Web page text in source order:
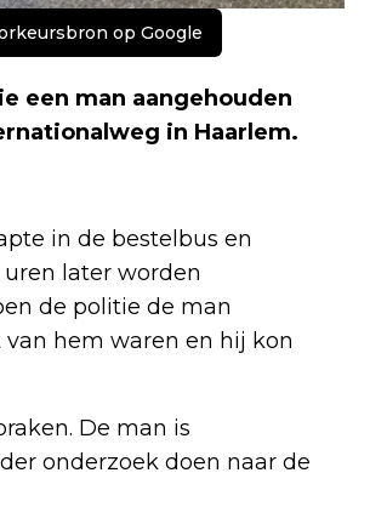
op Google
een man aangehouden
in Haarlem.
in de bestelbus en
later worden
de politie de man
hem waren en hij kon
De man is
onderzoek doen naar de